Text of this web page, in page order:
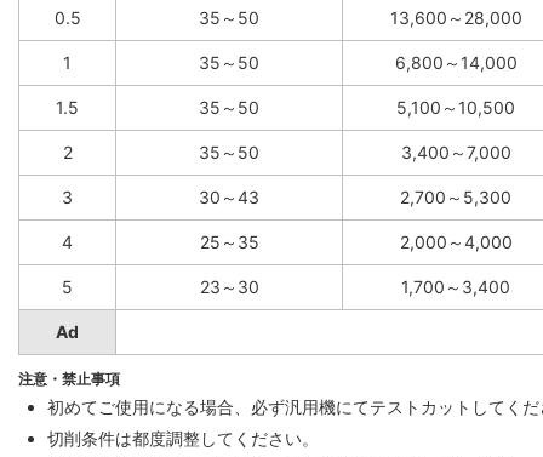
0.5 35～50 13,600～28,000
1 35～50 6,800～14,000
1.5 35～50 5,100～10,500
2 35～50 3,400～7,000
3 30～43 2,700～5,300
4 25～35 2,000～4,000
5 23～30 1,700～3,400
Ad
注意・禁止事項
初めてご使用になる場合、必ず汎用機にてテストカットしてく
切削条件は都度調整してください。